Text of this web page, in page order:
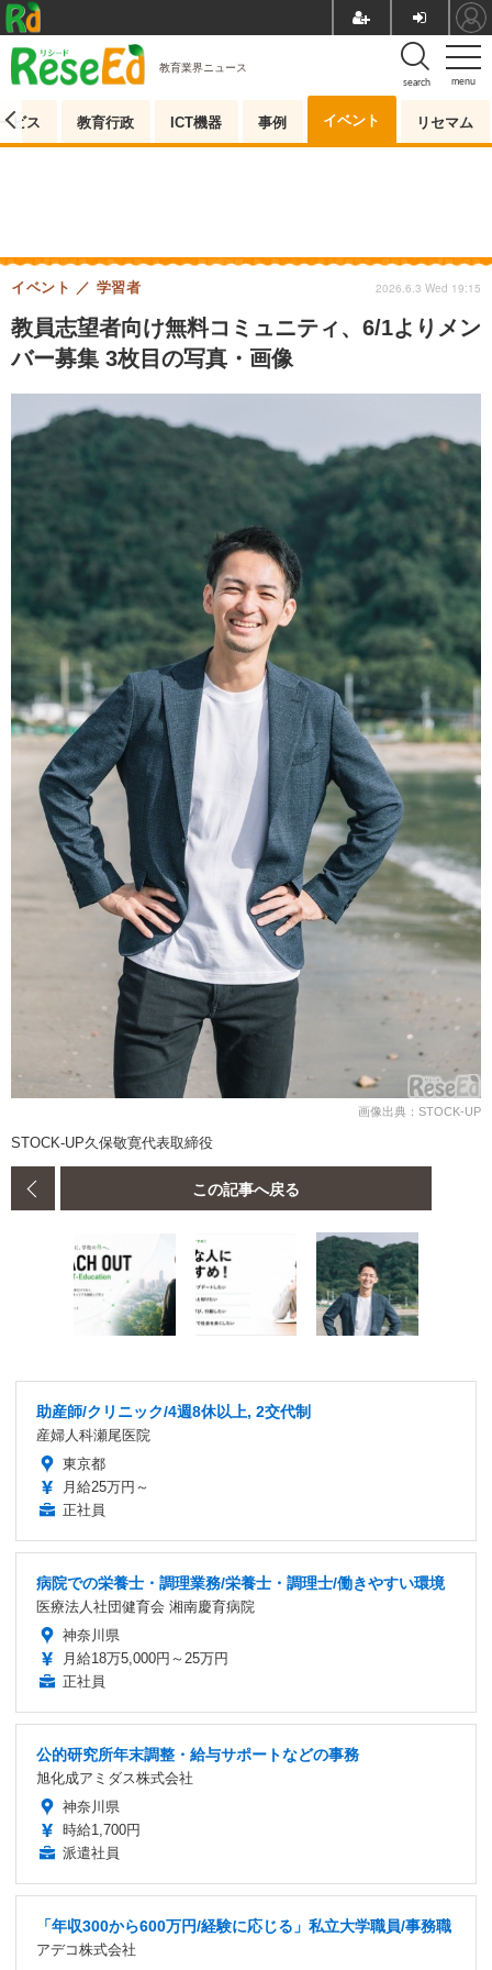
menu
search
教育業界ニュース
ビス 教育行政 ICT機器 事例 イベント リセマム
教員志望者向け無料コミュニティ、6/1よりメン
バー募集 3枚目の写真・画像
イベント 学習者 2026.6.3 Wed 19:15
画像出典：STOCK-UP
STOCK-UP久保敬寛代表取締役
この記事へ戻る
助産師/クリニック/4週8休以上, 2交代制
産婦人科瀬尾医院
東京都
月給25万円～
正社員
病院での栄養士・調理業務/栄養士・調理士/働きやすい環境
医療法人社団健育会 湘南慶育病院
神奈川県
月給18万5,000円～25万円
正社員
公的研究所年末調整・給与サポートなどの事務
旭化成アミダス株式会社
神奈川県
時給1,700円
派遣社員
「年収300から600万円/経験に応じる」私立大学職員/事務職
アデコ株式会社